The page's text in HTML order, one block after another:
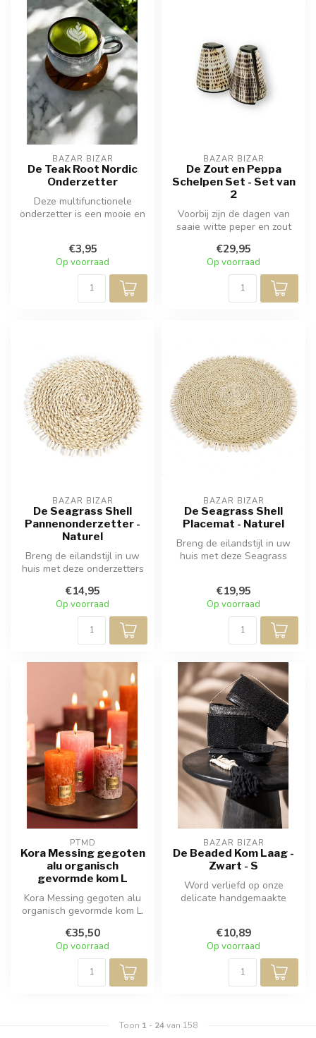
BAZAR BIZAR
De Teak Root Nordic
Onderzetter
Deze multifunctionele
onderzetter is een mooie en
€3,95
Op voorraad
BAZAR BIZAR
De Zout en Peppa
Schelpen Set - Set van
2
Voorbij zijn de dagen van
saaie witte peper en zout
€29,95
Op voorraad
BAZAR BIZAR
De Seagrass Shell
Pannenonderzetter -
Naturel
Breng de eilandstijl in uw
huis met deze onderzetters
€14,95
Op voorraad
BAZAR BIZAR
De Seagrass Shell
Placemat - Naturel
Breng de eilandstijl in uw
huis met deze Seagrass
€19,95
Op voorraad
PTMD
Kora Messing gegoten
alu organisch
gevormde kom L
Kora Messing gegoten alu
organisch gevormde kom L.
€35,50
Op voorraad
BAZAR BIZAR
De Beaded Kom Laag -
Zwart - S
Word verliefd op onze
delicate handgemaakte
€10,89
Op voorraad
Toon 1- 24van 158